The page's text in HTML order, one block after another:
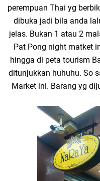
perempuan Thai yg
dibuka jadi bila anda
jelas. Bukan 1 atau 2
Pat Pong night matket
hingga di peta tourism
ditunjukkan huhuhu. So
Market ini. Barang yg